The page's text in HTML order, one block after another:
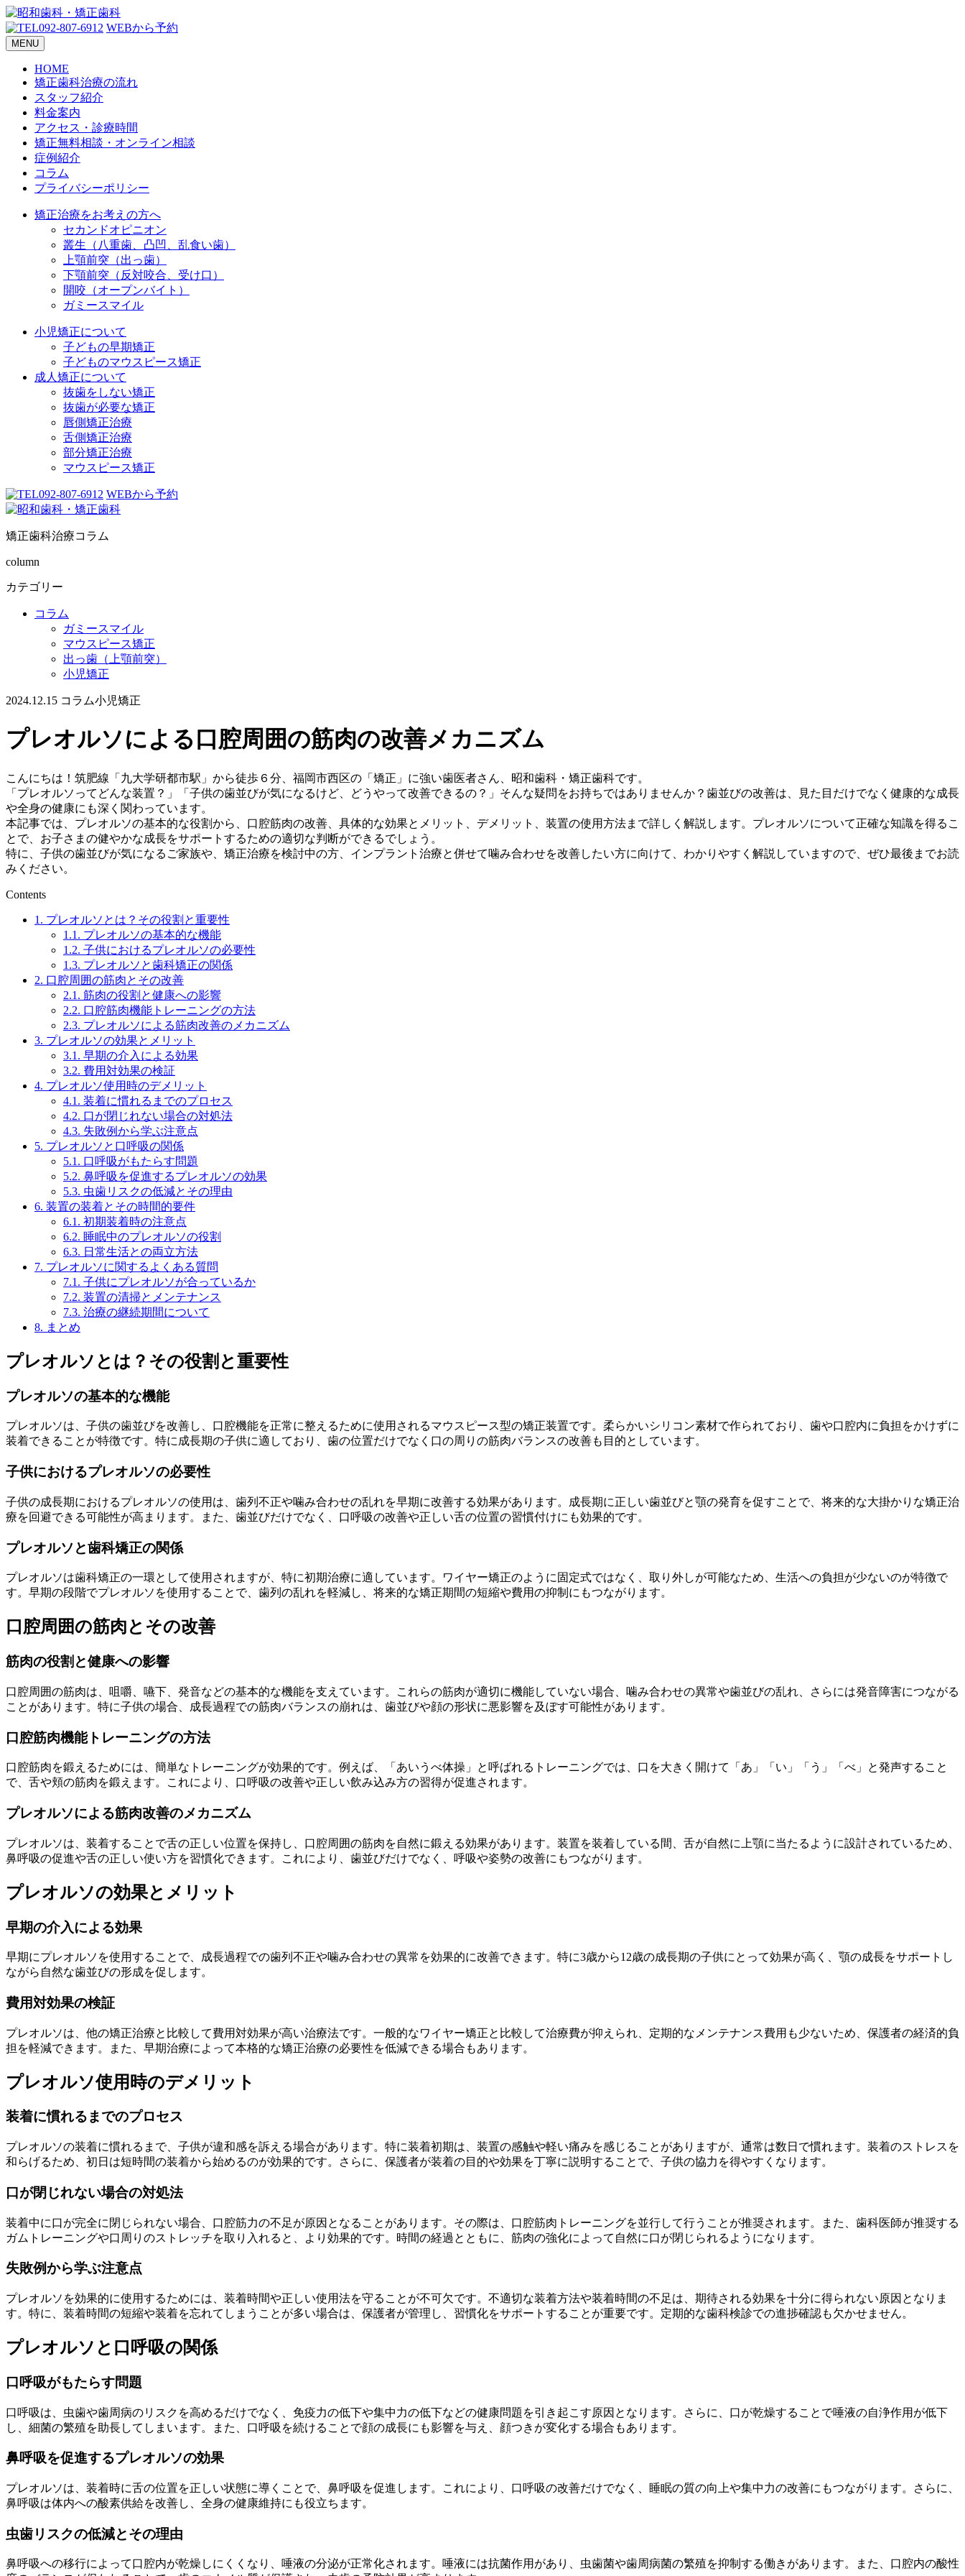
092-807-6912 WEBから予約
MENU
HOME
矯正歯科治療の流れ
スタッフ紹介
料金案内
アクセス・診療時間
矯正無料相談・オンライン相談
症例紹介
コラム
プライバシーポリシー
矯正治療をお考えの方へ
セカンドオピニオン
叢生（八重歯、凸凹、乱食い歯）
上顎前突（出っ歯）
下顎前突（反対咬合、受け口）
開咬（オープンバイト）
ガミースマイル
小児矯正について
子どもの早期矯正
子どものマウスピース矯正
成人矯正について
抜歯をしない矯正
抜歯が必要な矯正
唇側矯正治療
舌側矯正治療
部分矯正治療
マウスピース矯正
092-807-6912 WEBから予約
矯正歯科治療コラム
column
カテゴリー
コラム
ガミースマイル
マウスピース矯正
出っ歯（上顎前突）
小児矯正
2024.12.15 コラム小児矯正
プレオルソによる口腔周囲の筋肉の改善メカニズム
こんにちは！筑肥線「九大学研都市駅」から徒歩６分、福岡市西区の「矯正」に強い歯医者さん、昭和歯科・矯正歯科です。
「プレオルソってどんな装置？」「子供の歯並びが気になるけど、どうやって改善できるの？」そんな疑問をお持ちではありませんか？歯並びの改善は、見た目だけでなく健康的な成長
や全身の健康にも深く関わっています。
本記事では、プレオルソの基本的な役割から、口腔筋肉の改善、具体的な効果とメリット、デメリット、装置の使用方法まで詳しく解説します。プレオルソについて正確な知識を得るこ
とで、お子さまの健やかな成長をサポートするための適切な判断ができるでしょう。
特に、子供の歯並びが気になるご家族や、矯正治療を検討中の方、インプラント治療と併せて噛み合わせを改善したい方に向けて、わかりやすく解説していますので、ぜひ最後までお読
みください。
Contents
1. プレオルソとは？その役割と重要性
1.1. プレオルソの基本的な機能
1.2. 子供におけるプレオルソの必要性
1.3. プレオルソと歯科矯正の関係
2. 口腔周囲の筋肉とその改善
2.1. 筋肉の役割と健康への影響
2.2. 口腔筋肉機能トレーニングの方法
2.3. プレオルソによる筋肉改善のメカニズム
3. プレオルソの効果とメリット
3.1. 早期の介入による効果
3.2. 費用対効果の検証
4. プレオルソ使用時のデメリット
4.1. 装着に慣れるまでのプロセス
4.2. 口が閉じれない場合の対処法
4.3. 失敗例から学ぶ注意点
5. プレオルソと口呼吸の関係
5.1. 口呼吸がもたらす問題
5.2. 鼻呼吸を促進するプレオルソの効果
5.3. 虫歯リスクの低減とその理由
6. 装置の装着とその時間的要件
6.1. 初期装着時の注意点
6.2. 睡眠中のプレオルソの役割
6.3. 日常生活との両立方法
7. プレオルソに関するよくある質問
7.1. 子供にプレオルソが合っているか
7.2. 装置の清掃とメンテナンス
7.3. 治療の継続期間について
8. まとめ
プレオルソとは？その役割と重要性
プレオルソの基本的な機能
プレオルソは、子供の歯並びを改善し、口腔機能を正常に整えるために使用されるマウスピース型の矯正装置です。柔らかいシリコン素材で作られており、歯や口腔内に負担をかけずに
装着できることが特徴です。特に成長期の子供に適しており、歯の位置だけでなく口の周りの筋肉バランスの改善も目的としています。
子供におけるプレオルソの必要性
子供の成長期におけるプレオルソの使用は、歯列不正や噛み合わせの乱れを早期に改善する効果があります。成長期に正しい歯並びと顎の発育を促すことで、将来的な大掛かりな矯正治
療を回避できる可能性が高まります。また、歯並びだけでなく、口呼吸の改善や正しい舌の位置の習慣付けにも効果的です。
プレオルソと歯科矯正の関係
プレオルソは歯科矯正の一環として使用されますが、特に初期治療に適しています。ワイヤー矯正のように固定式ではなく、取り外しが可能なため、生活への負担が少ないのが特徴で
す。早期の段階でプレオルソを使用することで、歯列の乱れを軽減し、将来的な矯正期間の短縮や費用の抑制にもつながります。
口腔周囲の筋肉とその改善
筋肉の役割と健康への影響
口腔周囲の筋肉は、咀嚼、嚥下、発音などの基本的な機能を支えています。これらの筋肉が適切に機能していない場合、噛み合わせの異常や歯並びの乱れ、さらには発音障害につながる
ことがあります。特に子供の場合、成長過程での筋肉バランスの崩れは、歯並びや顔の形状に悪影響を及ぼす可能性があります。
口腔筋肉機能トレーニングの方法
口腔筋肉を鍛えるためには、簡単なトレーニングが効果的です。例えば、「あいうべ体操」と呼ばれるトレーニングでは、口を大きく開けて「あ」「い」「う」「べ」と発声すること
で、舌や頬の筋肉を鍛えます。これにより、口呼吸の改善や正しい飲み込み方の習得が促進されます。
プレオルソによる筋肉改善のメカニズム
プレオルソは、装着することで舌の正しい位置を保持し、口腔周囲の筋肉を自然に鍛える効果があります。装置を装着している間、舌が自然に上顎に当たるように設計されているため、
鼻呼吸の促進や舌の正しい使い方を習慣化できます。これにより、歯並びだけでなく、呼吸や姿勢の改善にもつながります。
プレオルソの効果とメリット
早期の介入による効果
早期にプレオルソを使用することで、成長過程での歯列不正や噛み合わせの異常を効果的に改善できます。特に3歳から12歳の成長期の子供にとって効果が高く、顎の成長をサポートし
ながら自然な歯並びの形成を促します。
費用対効果の検証
プレオルソは、他の矯正治療と比較して費用対効果が高い治療法です。一般的なワイヤー矯正と比較して治療費が抑えられ、定期的なメンテナンス費用も少ないため、保護者の経済的負
担を軽減できます。また、早期治療によって本格的な矯正治療の必要性を低減できる場合もあります。
プレオルソ使用時のデメリット
装着に慣れるまでのプロセス
プレオルソの装着に慣れるまで、子供が違和感を訴える場合があります。特に装着初期は、装置の感触や軽い痛みを感じることがありますが、通常は数日で慣れます。装着のストレスを
和らげるため、初日は短時間の装着から始めるのが効果的です。さらに、保護者が装着の目的や効果を丁寧に説明することで、子供の協力を得やすくなります。
口が閉じれない場合の対処法
装着中に口が完全に閉じられない場合、口腔筋力の不足が原因となることがあります。その際は、口腔筋肉トレーニングを並行して行うことが推奨されます。また、歯科医師が推奨する
ガムトレーニングや口周りのストレッチを取り入れると、より効果的です。時間の経過とともに、筋肉の強化によって自然に口が閉じられるようになります。
失敗例から学ぶ注意点
プレオルソを効果的に使用するためには、装着時間や正しい使用法を守ることが不可欠です。不適切な装着方法や装着時間の不足は、期待される効果を十分に得られない原因となりま
す。特に、装着時間の短縮や装着を忘れてしまうことが多い場合は、保護者が管理し、習慣化をサポートすることが重要です。定期的な歯科検診での進捗確認も欠かせません。
プレオルソと口呼吸の関係
口呼吸がもたらす問題
口呼吸は、虫歯や歯周病のリスクを高めるだけでなく、免疫力の低下や集中力の低下などの健康問題を引き起こす原因となります。さらに、口が乾燥することで唾液の自浄作用が低下
し、細菌の繁殖を助長してしまいます。また、口呼吸を続けることで顔の成長にも影響を与え、顔つきが変化する場合もあります。
鼻呼吸を促進するプレオルソの効果
プレオルソは、装着時に舌の位置を正しい状態に導くことで、鼻呼吸を促進します。これにより、口呼吸の改善だけでなく、睡眠の質の向上や集中力の改善にもつながります。さらに、
鼻呼吸は体内への酸素供給を改善し、全身の健康維持にも役立ちます。
虫歯リスクの低減とその理由
鼻呼吸への移行によって口腔内が乾燥しにくくなり、唾液の分泌が正常化されます。唾液には抗菌作用があり、虫歯菌や歯周病菌の繁殖を抑制する働きがあります。また、口腔内の酸性